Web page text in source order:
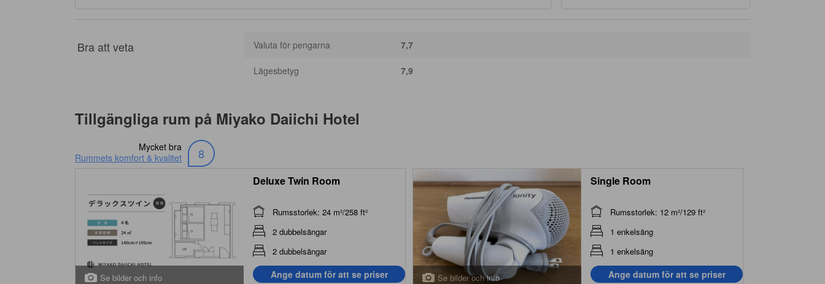
Bra att veta Valuta för pengarna 7,7
Lägesbetyg 7,9
Tillgängliga rum på Miyako Daiichi Hotel
Mycket bra
Rummets komfort & kvalitet
8
Se bilder och info
Deluxe Twin Room
Rumsstorlek: 24 m²/258 ft²
2 dubbelsängar
2 dubbelsängar
Ange datum för att se priser Se bilder och info
Single Room
Rumsstorlek: 12 m²/129 ft²
1 enkelsäng
1 enkelsäng
Ange datum för att se priser